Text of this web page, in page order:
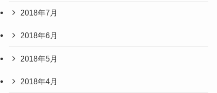
2018年7月
2018年6月
2018年5月
2018年4月